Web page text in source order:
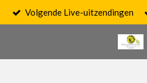
Ga
de
Volgende Live-uitzendingen